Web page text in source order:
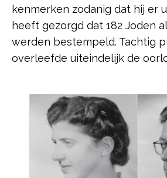
kenmerken zodanig dat hij er
heeft gezorgd dat 182 Joden
werden bestempeld. Tachtig
overleefde uiteindelijk de